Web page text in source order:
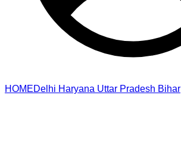
HOMEDelhi Haryana Uttar Pradesh Bihar